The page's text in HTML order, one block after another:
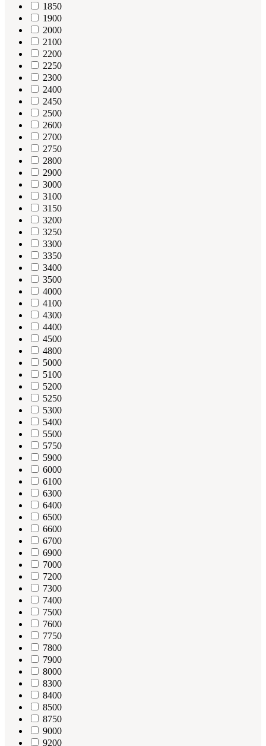
1850
1900
2000
2100
2200
2250
2300
2400
2450
2500
2600
2700
2750
2800
2900
3000
3100
3150
3200
3250
3300
3350
3400
3500
4000
4100
4300
4400
4500
4800
5000
5100
5200
5250
5300
5400
5500
5750
5900
6000
6100
6300
6400
6500
6600
6700
6900
7000
7200
7300
7400
7500
7600
7750
7800
7900
8000
8300
8400
8500
8750
9000
9200